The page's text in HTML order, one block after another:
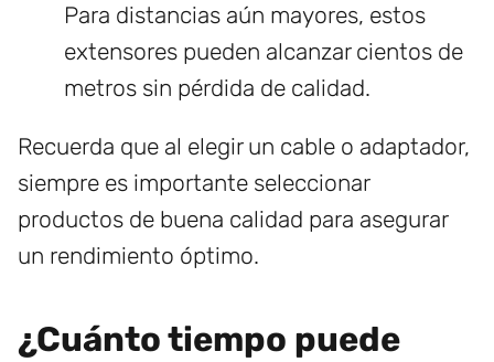
Para distancias aún mayores, estos
extensores pueden alcanzar cientos de
metros sin pérdida de calidad.
Recuerda que al elegir un cable o adaptador,
siempre es importante seleccionar
productos de buena calidad para asegurar
un rendimiento óptimo.
¿Cuánto tiempo puede